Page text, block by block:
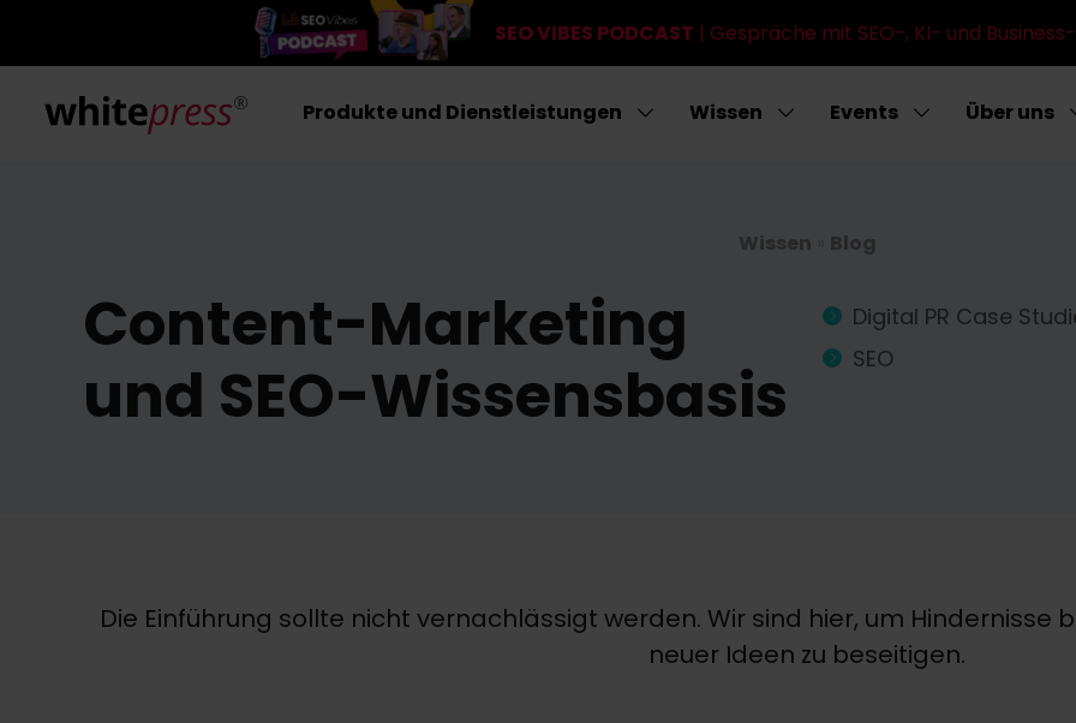
SEO VIBES PODCAST | Gespräche mit SEO-, KI- und
Produkte und Dienstleistungen Wissen Events Über uns
Wissen Blog
Content-Marketing
und SEO-Wissensbasis
Digital PR Case
SEO
Die Einführung sollte nicht vernachlässigt werden. Wir sind hier, um Hindernisse
neuer Ideen zu beseitigen.